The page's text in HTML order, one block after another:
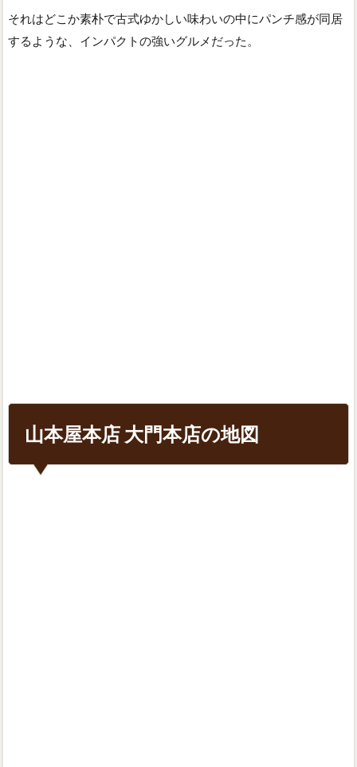
それはどこか素朴で古式ゆかしい味わいの中にパンチ感が同居
するような、インパクトの強いグルメだった。
山本屋本店 大門本店の地図